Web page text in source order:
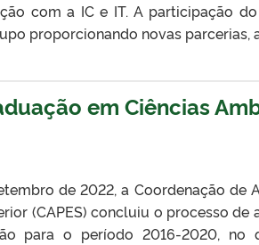
com a IC e IT. A participação
proporcionando novas parcerias,
em Ciências
de 2022, a Coordenação de
(CAPES) concluiu o processo de
para o período 2016-2020,